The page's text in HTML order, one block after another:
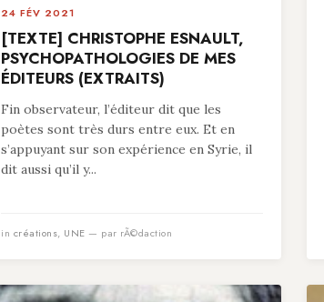
24 FÉV 2021
[TEXTE] CHRISTOPHE ESNAULT,
PSYCHOPATHOLOGIES DE MES
ÉDITEURS (EXTRAITS)
Fin observateur, l’éditeur dit que les
poètes sont très durs entre eux. Et en
s’appuyant sur son expérience en Syrie, il
dit aussi qu’il y...
in créations, UNE — par rÃ©daction